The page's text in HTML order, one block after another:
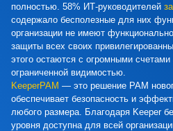
полностью. 58% ИТ-руководителей
содержало бесполезные для них
организации не имеют
защиты всех своих
этого остаются с огромными
ограниченной видимостью.
KeeperPAM — это решение PAM
обеспечивает безопасность и
любого размера. Благодаря Keeper
уровня доступна для всей